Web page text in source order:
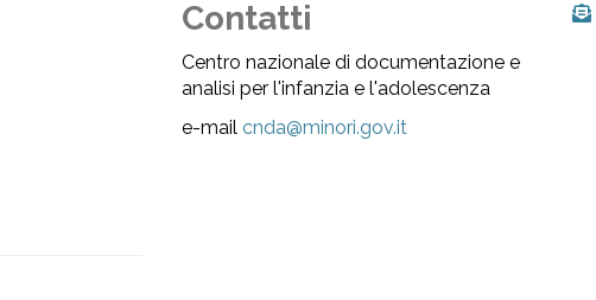
Contatti
Centro nazionale di documentazione e
analisi per l'infanzia e l'adolescenza
e-mailcnda@minori.gov.it